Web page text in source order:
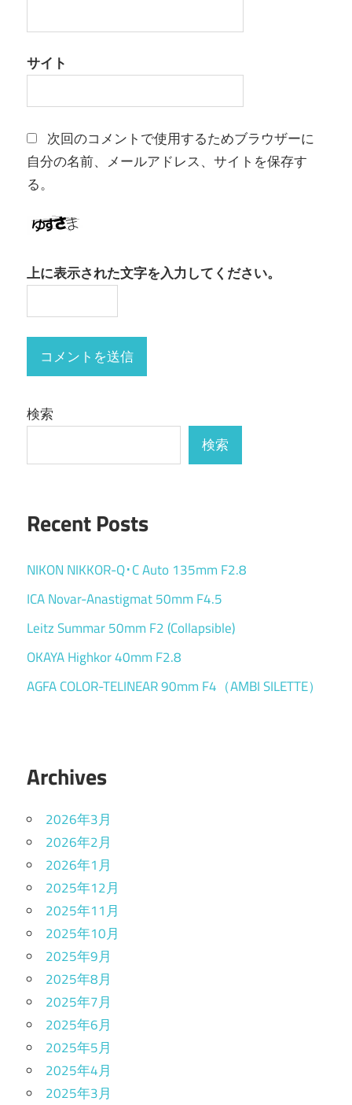
サイト
次回のコメントで使用するためブラウザーに
自分の名前、メールアドレス、サイトを保存す
る。
上に表示された文字を入力してください。
検索
検索
Recent Posts
NIKON NIKKOR-Q･C Auto 135mm F2.8
ICA Novar-Anastigmat 50mm F4.5
Leitz Summar 50mm F2 (Collapsible)
OKAYA Highkor 40mm F2.8
AGFA COLOR-TELINEAR 90mm F4（AMBI SILETTE）
Archives
2026年3月
2026年2月
2026年1月
2025年12月
2025年11月
2025年10月
2025年9月
2025年8月
2025年7月
2025年6月
2025年5月
2025年4月
2025年3月